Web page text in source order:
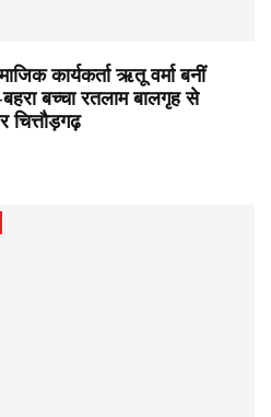
कार्यकर्ता ऋतू वर्मा बनीं
बच्चा रतलाम बालगृह से